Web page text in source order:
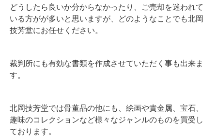
どうしたら良いか分からなかったり、ご売却を迷われて
いる方がが多いと思いますが、どのようなことでも北岡
技芳堂にお任せください。
裁判所にも有効な書類を作成させていただく事も出来ま
す。
北岡技芳堂では骨董品の他にも、絵画や貴金属、宝石、
趣味のコレクションなど様々なジャンルのものを買受し
ております。